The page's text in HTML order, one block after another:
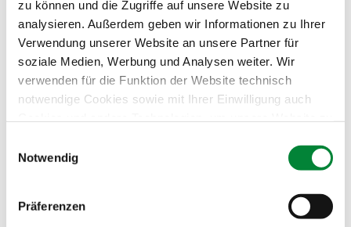
zu können und die Zugriffe auf unsere Website zu
analysieren. Außerdem geben wir Informationen zu Ihrer
Verwendung unserer Website an unsere Partner für
soziale Medien, Werbung und Analysen weiter. Wir
verwenden für die Funktion der Website technisch
notwendige Cookies sowie mit Ihrer Einwilligung auch
zu personalisieren, Funktionen für soziale Medien
anbieten zu können, externe Inhalte einzubinden und
personalisierte Werbung auf anderen Plattformen zu
zeigen. Dazu teilen wir Informationen zu Ihrer
Notwendig
Präferenzen